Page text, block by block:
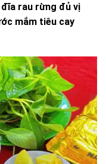
rau rừng đủ vị
mắm tiêu cay